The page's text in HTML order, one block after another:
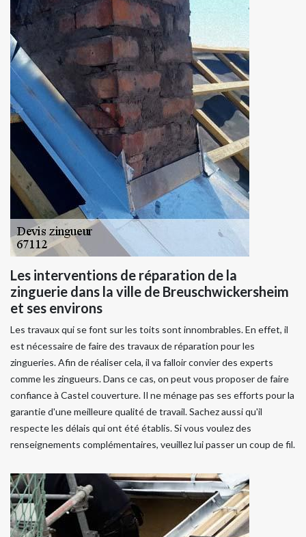
Les interventions de réparation de la
zinguerie dans la ville de Breuschwickersheim
et ses environs
Les travaux qui se font sur les toits sont innombrables. En effet, il
est nécessaire de faire des travaux de réparation pour les
zingueries. Afin de réaliser cela, il va falloir convier des experts
comme les zingueurs. Dans ce cas, on peut vous proposer de faire
confiance à Castel couverture. Il ne ménage pas ses efforts pour la
garantie d'une meilleure qualité de travail. Sachez aussi qu'il
respecte les délais qui ont été établis. Si vous voulez des
renseignements complémentaires, veuillez lui passer un coup de fil.